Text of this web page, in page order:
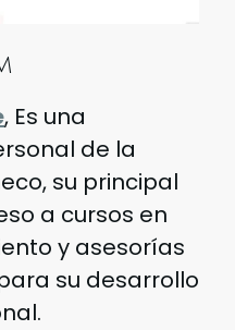
, Es una
de la
su principal
a cursos en
y asesorías
su desarrollo